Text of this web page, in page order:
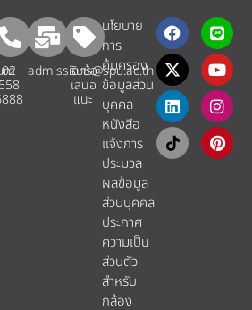
02
558
admissions@spu.ac.th
รับข้อ
เสนอ
แนะ​
นโยบาย
การ
คุ้มครอง
ข้อมูลส่วน
บุคคล
หนังสือ
แจ้งการ
ประมวล
ผลข้อมูล
ส่วนบุคคล
ประกาศ
ความเป็น
ส่วนตัว
สำหรับ
กล้อง